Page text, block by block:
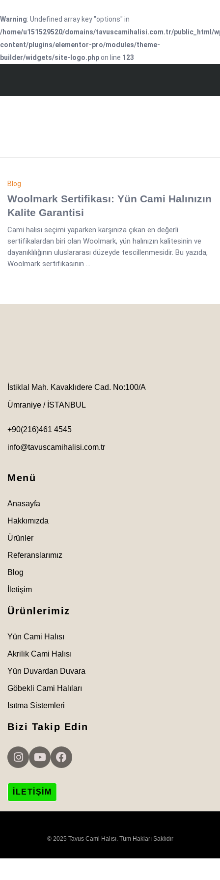
Warning: Undefined array key "options" in
/home/u151529520/domains/tavuscamihalisi.com.tr/public_html/
content/plugins/elementor-pro/modules/theme-
builder/widgets/site-logo.phpon line 123
Blog
Woolmark Sertifikası: Yün Cami Halınızın
Kalite Garantisi
Cami halısı seçimi yaparken karşınıza çıkan en değerli
sertifikalardan biri olan Woolmark, yün halınızın kalitesinin ve
dayanıklılığının uluslararası düzeyde tescillenmesidir. Bu yazıda,
Woolmark sertifikasının ...
İstiklal Mah. Kavaklıdere Cad. No:100/A
Ümraniye / İSTANBUL
+90(216)461 4545
info@tavuscamihalisi.com.tr
Menü
Anasayfa
Hakkımızda
Ürünler
Referanslarımız
Blog
İletişim
Ürünlerimiz
Yün Cami Halısı
Akrilik Cami Halısı
Yün Duvardan Duvara
Göbekli Cami Halıları
Isıtma Sistemleri
Bizi Takip Edin
İLETIŞIM
© 2025 Tavus Cami Halısı. Tüm Hakları Saklıdır